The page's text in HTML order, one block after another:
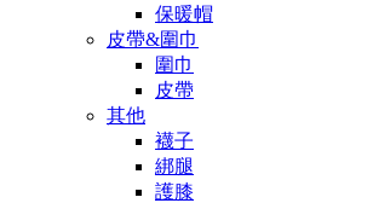
保暖帽
皮帶&圍巾
圍巾
皮帶
其他
襪子
綁腿
護膝